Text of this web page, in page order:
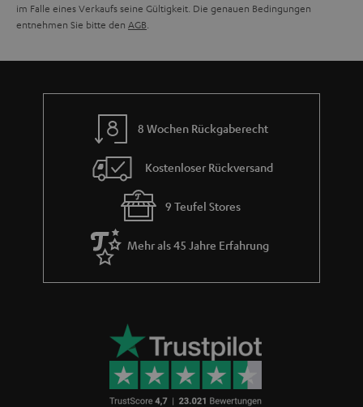
im Falle eines Verkaufs seine Gültigkeit. Die genauen Bedingungen
entnehmen Sie bitte den AGB
8 Wochen Rückgaberecht
Kostenloser Rückversand
9 Teufel Stores
Mehr als 45 Jahre Erfahrung